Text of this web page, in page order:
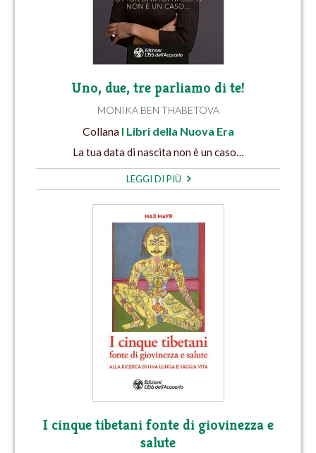
Uno, due, tre parliamo di te!
MONIKA BEN THABETOVA
Collana I Libri della Nuova Era
La tua data di nascita non è un caso…
LEGGI DI PIÙ
I cinque tibetani fonte di giovinezza e
salute